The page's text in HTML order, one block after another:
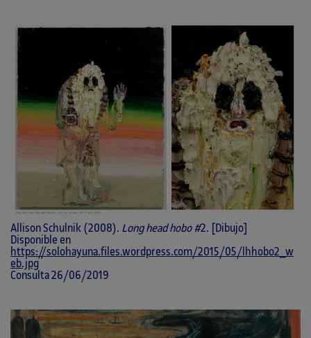
Allison Schulnik (2008). Long head hobo#2. [Dibujo]
Disponible en
https://solohayuna.files.wordpress.com/2015/05/lhhobo2_w
eb.jpg
Consulta 26/06/2019